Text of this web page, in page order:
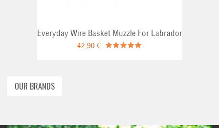
Everyday Wire Basket Muzzle For Labrador
42,90 €
OUR BRANDS